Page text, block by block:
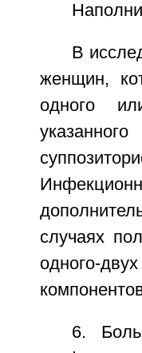
В
женщин,
одного
случаях
одного-
6.